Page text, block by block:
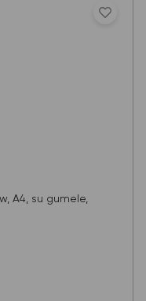
A4, su gumele,